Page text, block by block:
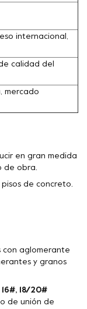
internacional,
calidad del
mercado
en gran medida
de obra.
de concreto.
con aglomerante
y granos
18/20#
de unión de